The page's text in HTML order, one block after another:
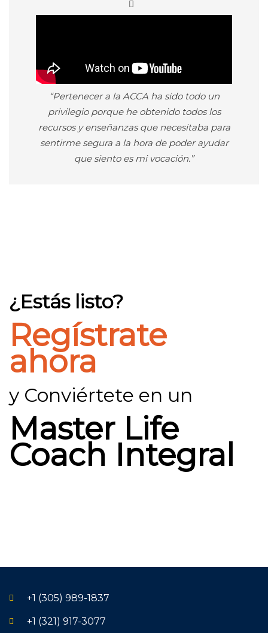
“Pertenecer a la ACCA ha sido todo un
privilegio porque he obtenido todos los
recursos y enseñanzas que necesitaba para
sentirme segura a la hora de poder ayudar
que siento es mi vocación.”
¿Estás listo?
Regístrate
ahora
y Conviértete en un
Master Life
Coach Integral
+1 (305) 989-1837
+1 (321) 917-3077